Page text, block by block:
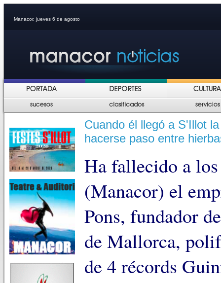
Manacor, jueves 6 de agosto
Cuando él llegó a S'Illot
hacerse paso entre
Ha fallecido a
(Manacor) el
Pons, fundador
de Mallorca,
de 4 récords